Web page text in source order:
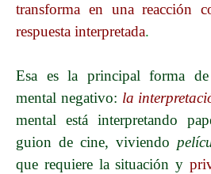
transforma en una reacción
respuesta interpretada.
Esa es la principal forma
mental negativo: la
mental está interpretando
guion de cine, viviendo
que requiere la situación y